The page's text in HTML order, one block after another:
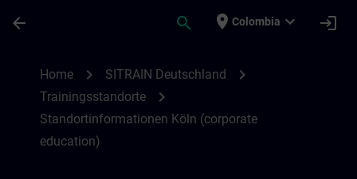
arrow_back search place Colombia expand_more login
Home chevron_right SITRAIN Deutschland chevron_right
Trainingsstandorte chevron_right
Standortinformationen Köln (corporate
education)